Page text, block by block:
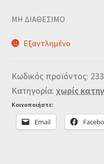
MΗ ΔΙΑΘΕΣΙΜΟ
Εξαντλημένο
Κωδικός προϊόντος:
Κατηγορία: χωρίς
Κοινοποιήστε:
Email